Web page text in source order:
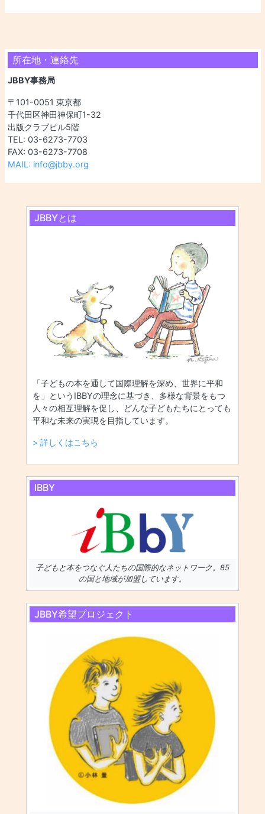
所在地・連絡先
JBBY事務局
〒101-0051 東京都
千代田区神田神保町1-32
出版クラブビル5階
TEL: 03-6273-7703
FAX: 03-6273-7708
MAIL: info@jbby.org
JBBYとは
「子どもの本を通して国際理解を深め、世界に平和
を」というIBBYの理念に基づき、多様な背景をもつ
人々の相互理解を促し、どんな子どもたちにとっても
平和な未来の実現を目指しています。
> 詳しくはこちら
IBBY
子どもと本をつなぐ人たちの国際的なネットワーク。85
の国と地域が加盟しています。
JBBY希望プロジェクト